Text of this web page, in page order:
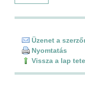
Üzenet a
Nyomtatás
Vissza a lap